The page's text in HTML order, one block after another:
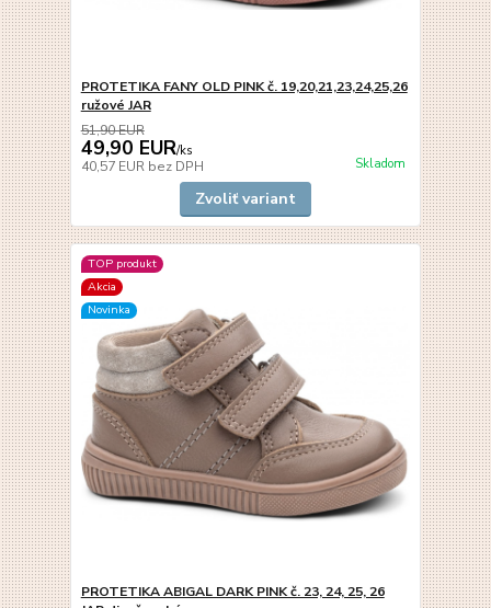
PROTETIKA FANY OLD PINK č. 19,20,21,23,24,25,26
ružové JAR
51,90 EUR
49,90 EUR/ks
40,57 EUR bez DPH Skladom
Zvoliť variant
TOP produkt
Akcia
Novinka
PROTETIKA ABIGAL DARK PINK č. 23, 24, 25, 26